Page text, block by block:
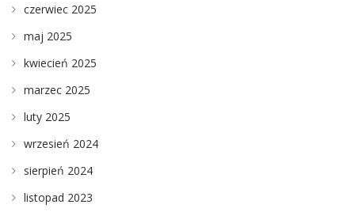
czerwiec 2025
maj 2025
kwiecień 2025
marzec 2025
luty 2025
wrzesień 2024
sierpień 2024
listopad 2023